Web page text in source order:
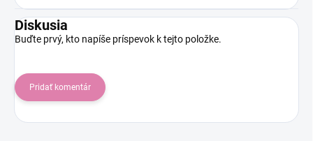
Diskusia
Buďte prvý, kto napíše príspevok k tejto položke.
Pridať komentár